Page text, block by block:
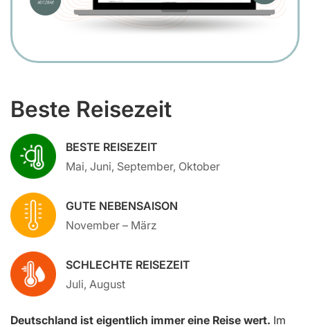
Beste Reisezeit
BESTE REISEZEIT
Mai, Juni, September, Oktober
GUTE NEBENSAISON
November – März
SCHLECHTE REISEZEIT
Juli, August
Deutschland ist eigentlich immer eine Reise wert. Im